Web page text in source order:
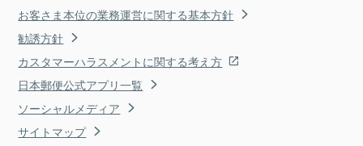
お客さま本位の業務運営に関する基本方針
勧誘方針
カスタマーハラスメントに関する考え方
日本郵便公式アプリ一覧
ソーシャルメディア
サイトマップ